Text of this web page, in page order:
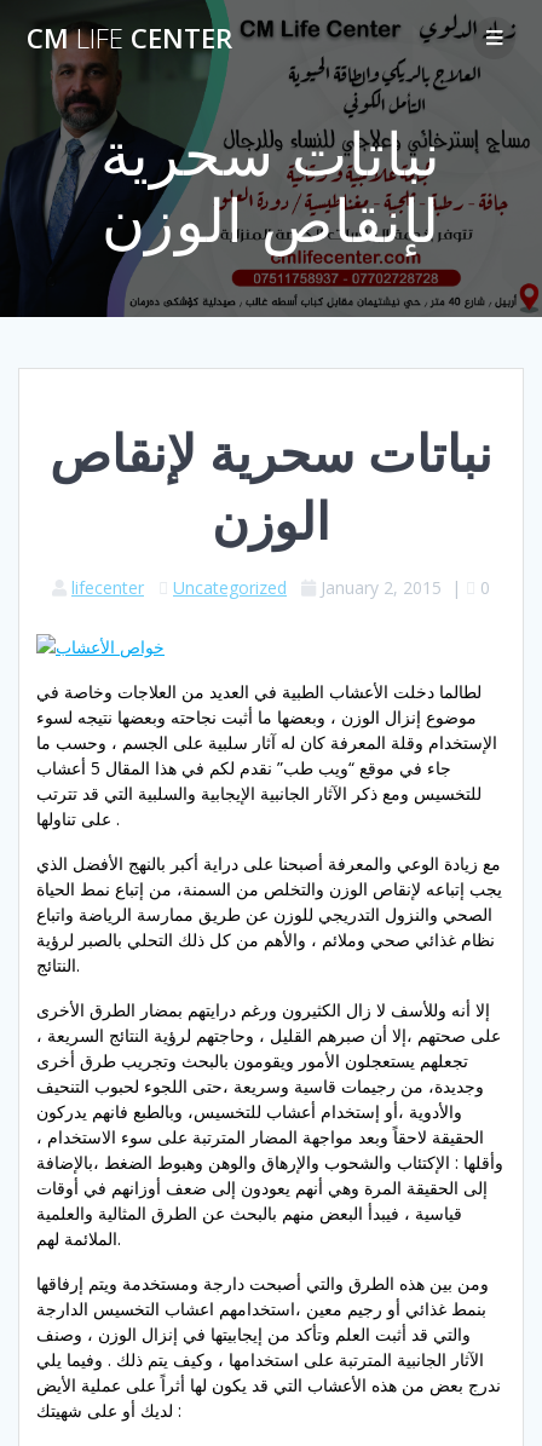
to
content
CMLIFE CENTER
نباتات سحرية
لإنقاص الوزن
نباتات سحرية لإنقاص
الوزن
lifecenter Uncategorized January 2, 2015 | 0
لطالما دخلت الأعشاب الطبية في العديد من العلاجات وخاصة في
موضوع إنزال الوزن ، وبعضها ما أثبت نجاحته وبعضها نتيجه لسوء
الإستخدام وقلة المعرفة كان له آثار سلبية على الجسم ، وحسب ما
جاء في موقع “ويب طب” نقدم لكم في هذا المقال 5 أعشاب
للتخسيس ومع ذكر الآثار الجانبية الإيجابية والسلبية التي قد تترتب
على تناولها .
مع زيادة الوعي والمعرفة أصبحنا على دراية أكبر بالنهج الأفضل الذي
يجب إتباعه لإنقاص الوزن والتخلص من السمنة، من إتباع نمط الحياة
الصحي والنزول التدريجي للوزن عن طريق ممارسة الرياضة واتباع
نظام غذائي صحي وملائم ، والأهم من كل ذلك التحلي بالصبر لرؤية
النتائج.
إلا أنه وللأسف لا زال الكثيرون ورغم درايتهم بمضار الطرق الأخرى
على صحتهم ،إلا أن صبرهم القليل ، وحاجتهم لرؤية النتائج السريعة ،
تجعلهم يستعجلون الأمور ويقومون بالبحث وتجريب طرق أخرى
وجديدة، من رجيمات قاسية وسريعة ،حتى اللجوء لحبوب التنحيف
والأدوية ،أو إستخدام أعشاب للتخسيس، وبالطبع فانهم يدركون
الحقيقة لاحقاً وبعد مواجهة المضار المترتبة على سوء الاستخدام ،
وأقلها : الإكتئاب والشحوب والإرهاق والوهن وهبوط الضغط ،بالإضافة
إلى الحقيقة المرة وهي أنهم يعودون إلى ضعف أوزانهم في أوقات
قياسية ، فيبدأ البعض منهم بالبحث عن الطرق المثالية والعلمية
الملائمة لهم.
ومن بين هذه الطرق والتي أصبحت دارجة ومستخدمة ويتم إرفاقها
بنمط غذائي أو رجيم معين ،استخدامهم اعشاب التخسيس الدارجة
والتي قد أثبت العلم وتأكد من إيجابيتها في إنزال الوزن ، وصنف
الآثار الجانبية المترتبة على استخدامها ، وكيف يتم ذلك . وفيما يلي
ندرج بعض من هذه الأعشاب التي قد يكون لها أثراً على عملية الأيض
لديك أو على شهيتك :